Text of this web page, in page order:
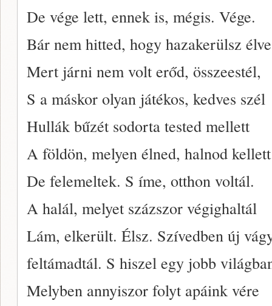
De vége lett, ennek is, mégis. Vége.
Bár nem hitted, hogy hazakerülsz élve
Mert járni nem volt erőd, összeestél,
S a máskor olyan játékos, kedves szél
Hullák bűzét sodorta tested mellett
A földön, melyen élned, halnod
De felemeltek. S íme, otthon voltál.
A halál, melyet százszor végighaltál
Lám, elkerült. Élsz. Szívedben új
feltámadtál. S hiszel egy jobb
Melyben annyiszor folyt apáink vére